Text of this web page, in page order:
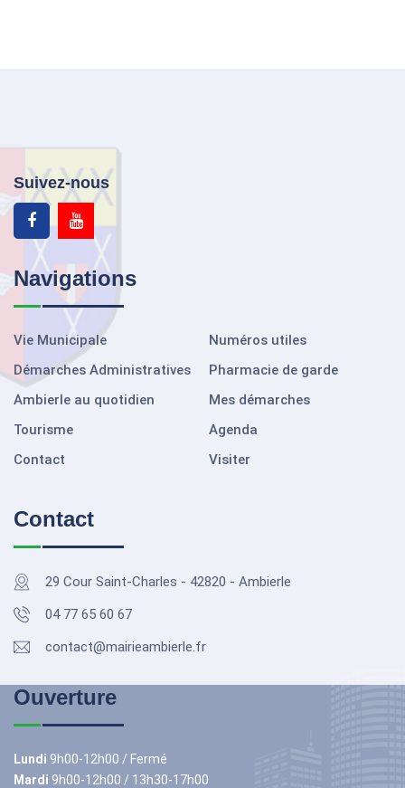
Suivez-nous
Navigations
Vie Municipale
Démarches Administratives
Ambierle au quotidien
Tourisme
Contact
Numéros utiles
Pharmacie de garde
Mes démarches
Agenda
Visiter
Contact
29 Cour Saint-Charles - 42820 - Ambierle
04 77 65 60 67
contact@mairieambierle.fr
Ouverture
Lundi 9h00-12h00 / Fermé
Mardi 9h00-12h00 / 13h30-17h00